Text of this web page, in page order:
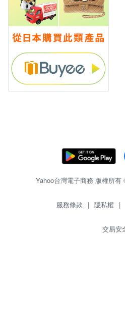
Yahoo台灣電子商務 版權所
服務條款 | 隱私權 |
交易安